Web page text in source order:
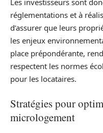
réglementations et à
d’assurer que leurs
les enjeux
place prépondérante,
respectent les normes
pour les locataires.
Stratégies pour
micrologement